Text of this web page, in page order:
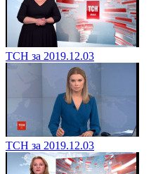
ТСН за 2019.12.03
ТСН за 2019.12.03